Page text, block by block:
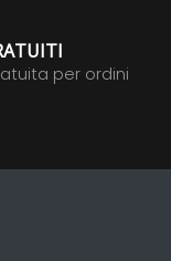
per ordini